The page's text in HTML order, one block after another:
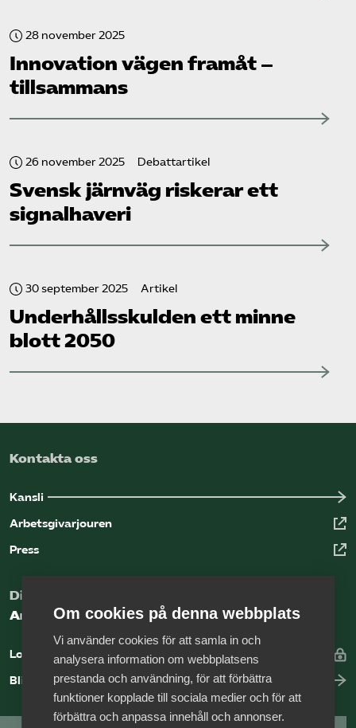
28 november 2025
Innovation vägen framåt –
tillsammans
26 november 2025 Debattartikel
Svensk järnväg riskerar ett
signalhaveri
30 september 2025 Artikel
Underhållsskulden ett minne
blott 2050
Kontakta oss
Kansli
Arbetsgivarjouren
Press
Digital kunskapsbank för arbetsgivare
Arbetsgivarguiden
Logga in
Bli medlem
Om cookies på denna webbplats
Vi använder cookies för att samla in och
analysera information om webbplatsens
prestanda och användning, för att förbättra
funktioner kopplade till sociala medier och för att
förbättra och anpassa innehåll och annonser.